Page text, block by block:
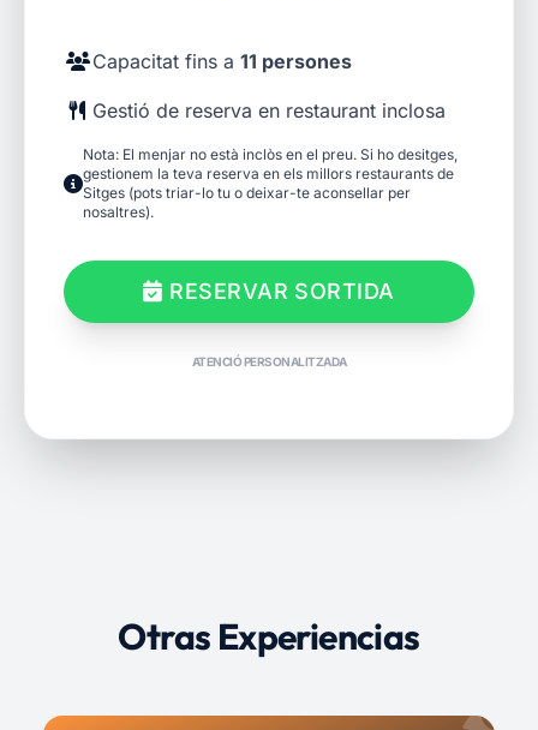
Capacitat fins a 11 persones
Gestió de reserva en restaurant inclosa
Nota: El menjar no està inclòs en el preu. Si ho desitges,
gestionem la teva reserva en els millors restaurants de
Sitges (pots triar-lo tu o deixar-te aconsellar per
nosaltres).
RESERVAR SORTIDA
ATENCIÓ PERSONALITZADA
Otras Experiencias